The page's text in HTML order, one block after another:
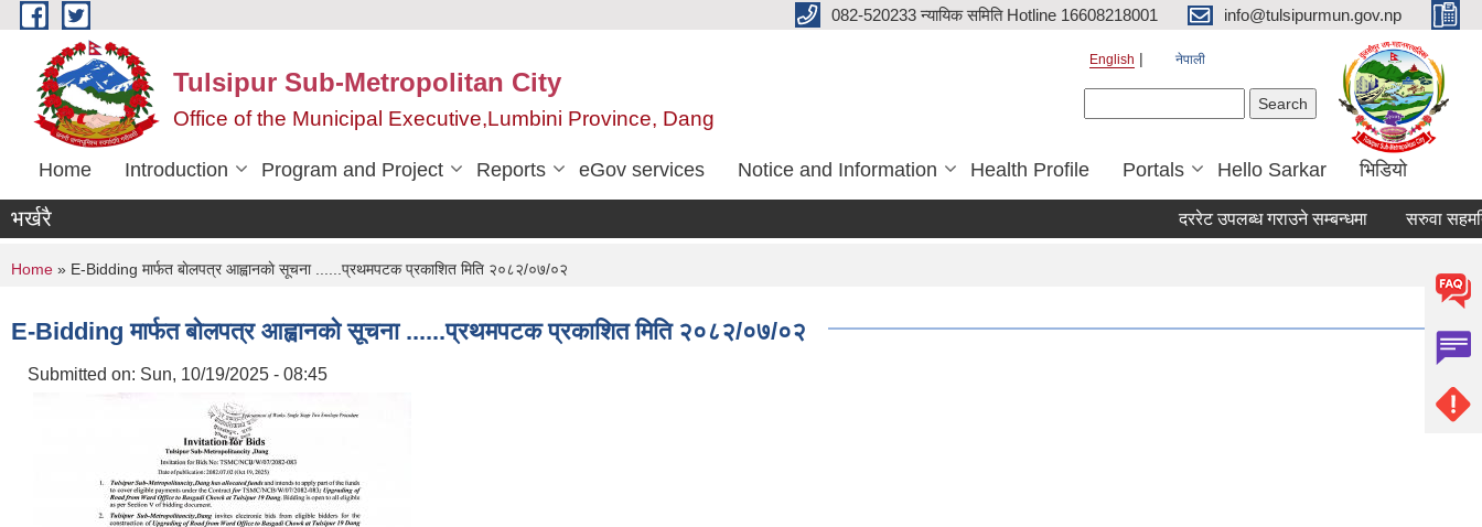
Skip to main content 082-520233 न्यायिक समिति Hotline 16608218001 info@tulsipurmun.gov.np
Tulsipur Sub-Metropolitan City
Office of the Municipal Executive,Lumbini Province, Dang
English नेपाली
Home Introduction Program and Project Reports eGov services Notice and Information Health Profile Portals Hello Sarkar भिडियो
भर्खरै दररेट उपलब्ध गराउने सम्बन्धमा सरुवा सहमतिका
You are here
Home » E-Bidding मार्फत बाेलपत्र आह्वानकाे सूचना ......प्रथमपटक प्रकाशित मिति २०८२/०७/०२
E-Bidding मार्फत बाेलपत्र आह्वानकाे सूचना ......प्रथमपटक प्रकाशित मिति २०८२/०७/०२
Submitted on: Sun, 10/19/2025 - 08:45